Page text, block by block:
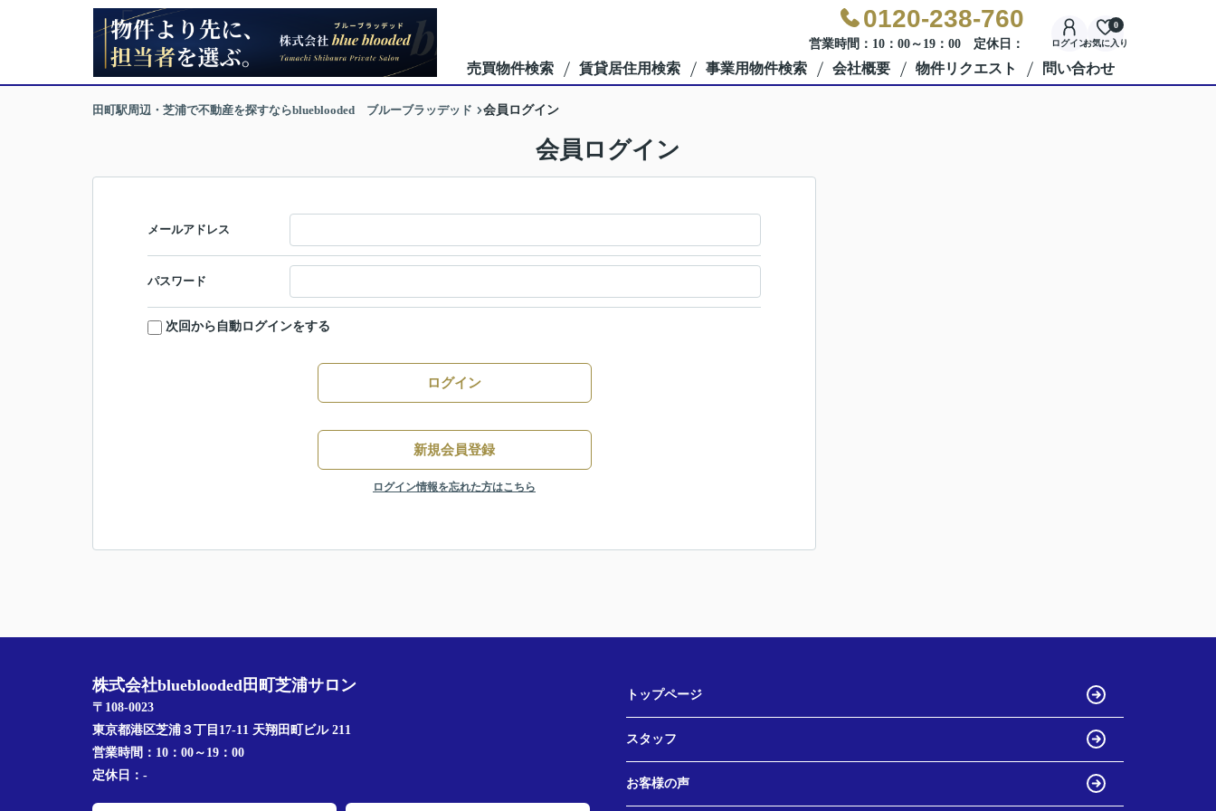
0120-238-760
営業時間：10：00～19：00 定休日： ログインお気に入り
0
売買物件検索 賃貸居住用検索 事業用物件検索 会社概要 物件リクエスト 問い合わせ
田町駅周辺・芝浦で不動産を探すならblueblooded ブルーブラッデッド 会員ログイン
会員ログイン
メールアドレス
パスワード
次回から自動ログインをする
ログイン
新規会員登録
ログイン情報を忘れた方はこちら
株式会社blueblooded田町芝浦サロン
〒108-0023
東京都港区芝浦３丁目17-11 天翔田町ビル 211
営業時間： 10：00～19：00
定休日： -
トップページ
スタッフ
お客様の声